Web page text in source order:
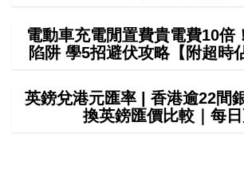
電動車充電閒置費貴電費10倍
陷阱 學5招避伏攻略【附超時
英鎊兌港元匯率 | 香港逾22間
換英鎊匯價比較｜每